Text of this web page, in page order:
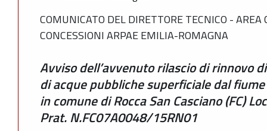
COMUNICATO DEL DIRETTORE TECNICO -
CONCESSIONI ARPAE EMILIA-ROMAGNA
Avviso dell’avvenuto rilascio di rinnovo
di acque pubbliche superficiale dal
in comune di Rocca San Casciano (FC)
Prat. N.FC07A0048/15RN01